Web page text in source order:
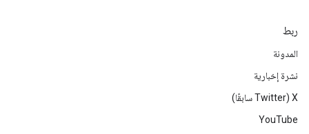
ربط
المدونة
نشرة إخبارية
‫X ‏(Twitter سابقًا)
YouTube